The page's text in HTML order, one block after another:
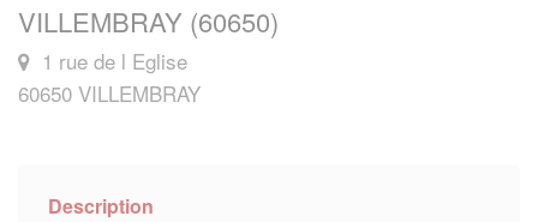
VILLEMBRAY (60650)
1 rue de l Eglise
60650 VILLEMBRAY
Description